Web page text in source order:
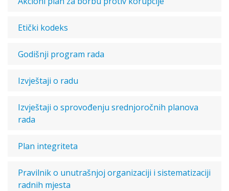
Etički kodeks
Godišnji program rada
Izvještaji o radu
Izvještaji o sprovođenju srednjoročnih planova
rada
Plan integriteta
Pravilnik o unutrašnjoj organizaciji i sistematizaciji
radnih mjesta